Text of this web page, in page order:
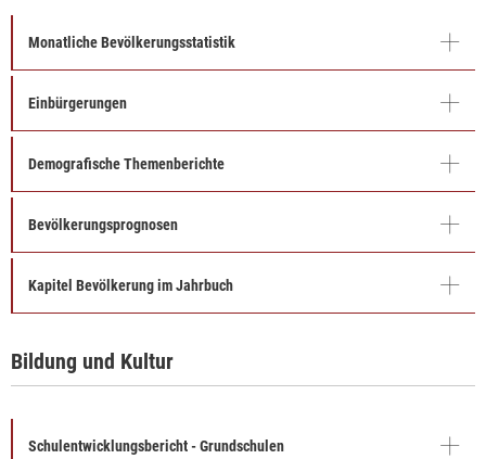
Monatliche Bevölkerungsstatistik
Einbürgerungen
Demografische Themenberichte
Bevölkerungsprognosen
Kapitel Bevölkerung im Jahrbuch
Bildung und Kultur
Schulentwicklungsbericht - Grundschulen